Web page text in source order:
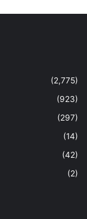
(2,775)
(923)
(297)
(14)
(42)
(2)